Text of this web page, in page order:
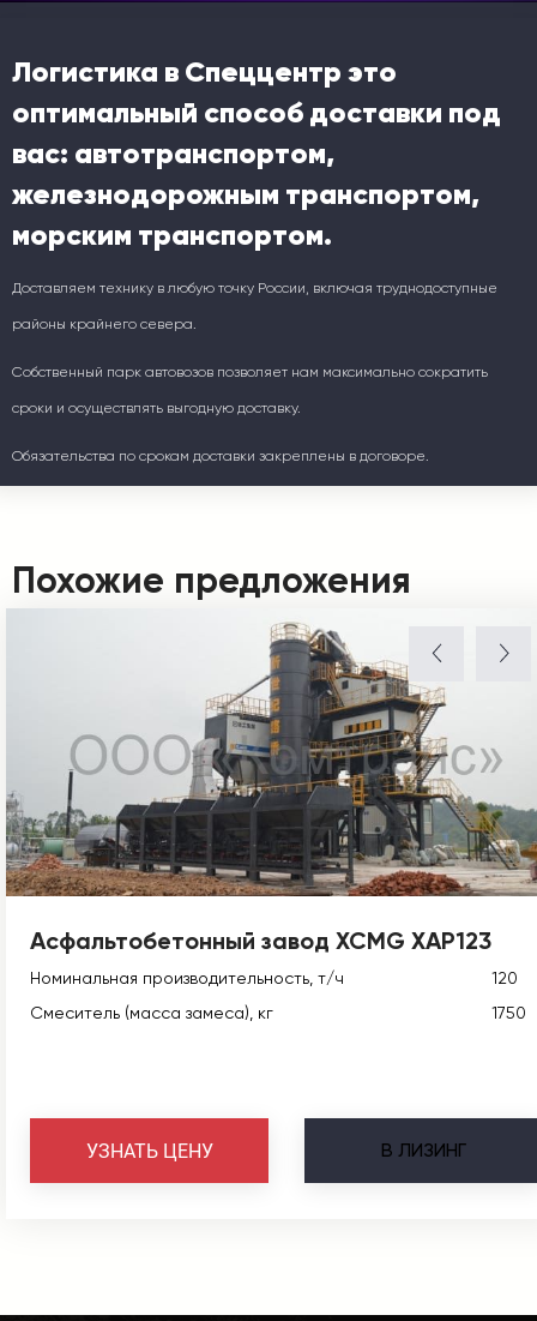
Логистика в Спеццентр это
оптимальный способ доставки под
вас: автотранспортом,
железнодорожным транспортом,
морским транспортом.
Доставляем технику в любую точку России, включая труднодоступные
районы крайнего севера.
Собственный парк автовозов позволяет нам максимально сократить
сроки и осуществлять выгодную доставку.
Обязательства по срокам доставки закреплены в договоре.
Похожие предложения
Асфальтобетонный завод XCMG XAP123
Номинальная производительность, т/ч
120
Смеситель (масса замеса), кг
1750
В ЛИЗИНГ
УЗНАТЬ ЦЕНУ